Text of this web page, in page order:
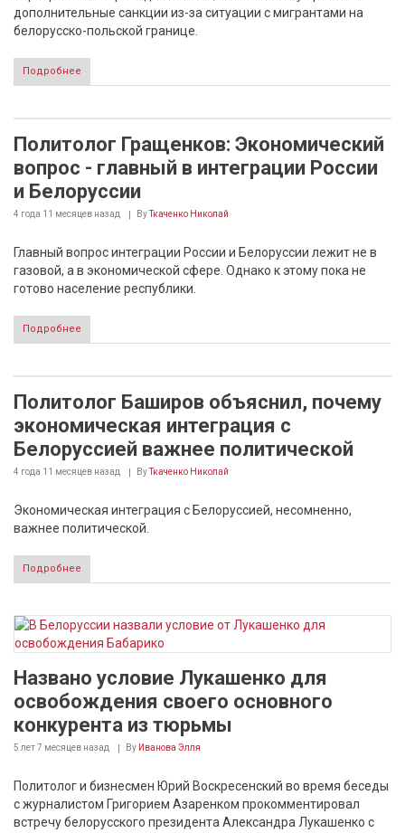
дополнительные санкции из-за ситуации с мигрантами на
белорусско-польской границе.
Подробнее
Политолог Гращенков: Экономический
вопрос - главный в интеграции России
и Белоруссии
4 года 11 месяцев назад ByТкаченко Николай
Главный вопрос интеграции России и Белоруссии лежит не в
газовой, а в экономической сфере. Однако к этому пока не
готово население республики.
Подробнее
Политолог Баширов объяснил, почему
экономическая интеграция с
Белоруссией важнее политической
4 года 11 месяцев назад ByТкаченко Николай
Экономическая интеграция с Белоруссией, несомненно,
важнее политической.
Подробнее
Названо условие Лукашенко для
освобождения своего основного
конкурента из тюрьмы
5 лет 7 месяцев назад By Иванова Элля
Политолог и бизнесмен Юрий Воскресенский во время беседы
с журналистом Григорием Азаренком прокомментировал
встречу белорусского президента Александра Лукашенко с